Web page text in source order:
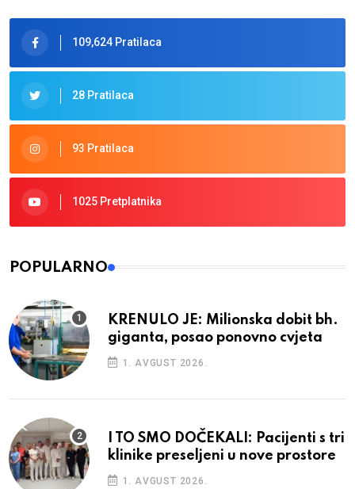
109,624 Pratilaca
28 Pratilaca
93 Pratilaca
1025 Pretplatnika
POPULARNO
KRENULO JE: Milionska dobit bh.
giganta, posao ponovno cvjeta
1. AVGUST 2026.
I TO SMO DOČEKALI: Pacijenti s tri
klinike preseljeni u nove prostore
1. AVGUST 2026.